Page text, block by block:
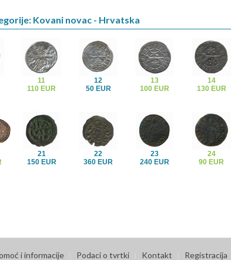
Kovani novac - Hrvatska
11
110 EUR
12
50 EUR
13
100 EUR
14
130 EUR
21
150 EUR
22
360 EUR
23
240 EUR
24
90 EUR
i informacije Podaci o tvrtki Kontakt Registracija